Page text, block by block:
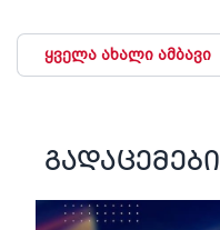
ყველა ახალი ამბავი
გადაცემები